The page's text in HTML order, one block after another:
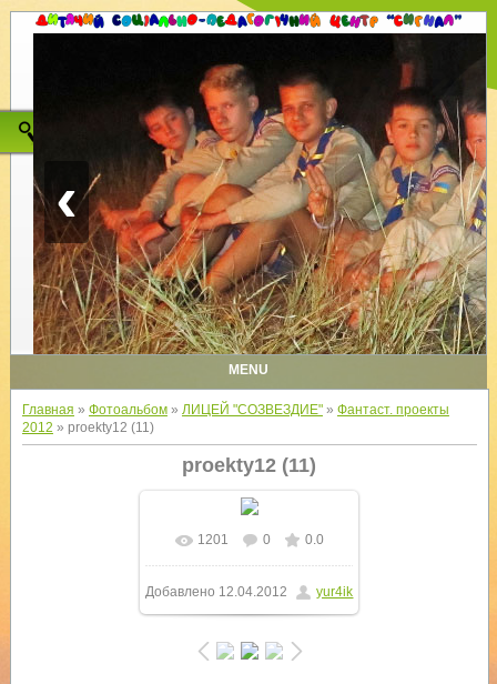
‹
MENU
Главная » Фотоальбом» ЛИЦЕЙ "СОЗВЕЗДИЕ"» Фантаст. проекты
2012 » proekty12 (11)
proekty12 (11)
В реальном размере
800x600/ 76.1Kb
1201 0 0.0
Добавлено 12.04.2012 yur4ik